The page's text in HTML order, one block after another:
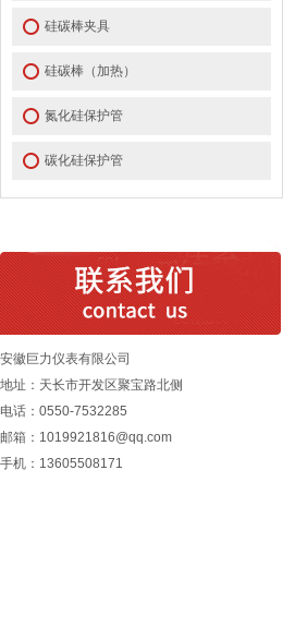
硅碳棒夹具
硅碳棒（加热）
氮化硅保护管
碳化硅保护管
安徽巨力仪表有限公司
地址：天长市开发区聚宝路北侧
电话：0550-7532285
邮箱：1019921816@qq.com
手机：13605508171